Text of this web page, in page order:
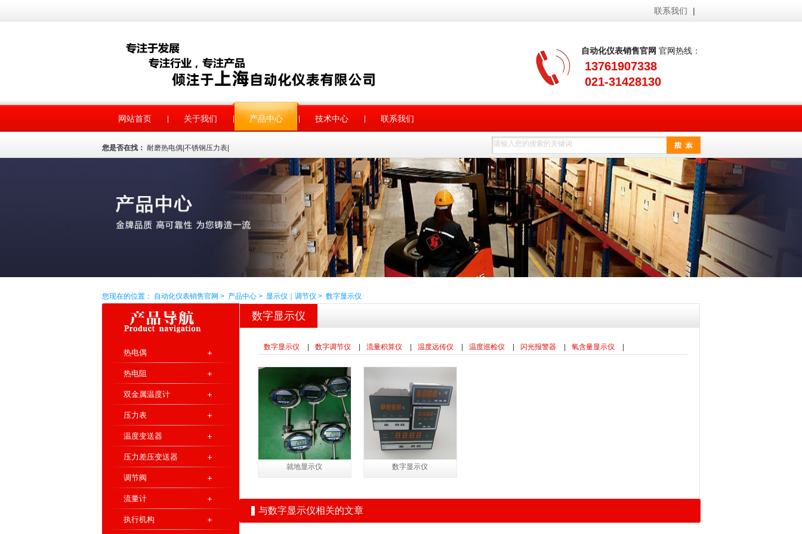
联系我们 |
自动化仪表销售官网 官网热线：
13761907338
021-31428130
网站首页 关于我们 产品中心 技术中心 联系我们
您是否在找： 耐磨热电偶| 不锈钢压力表|
您现在的位置： 自动化仪表销售官网 > 产品中心> 显示仪｜调节仪 > 数字显示仪
热电偶
热电阻
双金属温度计
压力表
温度变送器
压力差压变送器
调节阀
流量计
执行机构
数字显示仪
数字显示仪 数字调节仪 流量积算仪 温度远传仪 温度巡检仪 闪光报警器 氧含量显示仪
就地显示仪 数字显示仪
与数字显示仪相关的文章